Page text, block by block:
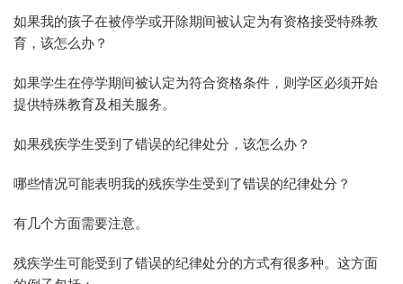
如果我的孩子在被停学或开除期间被认定为有资格接受特殊教
育，该怎么办？
如果学生在停学期间被认定为符合资格条件，则学区必须开始
提供特殊教育及相关服务。
如果残疾学生受到了错误的纪律处分，该怎么办？
哪些情况可能表明我的残疾学生受到了错误的纪律处分？
有几个方面需要注意。
残疾学生可能受到了错误的纪律处分的方式有很多种。这方面